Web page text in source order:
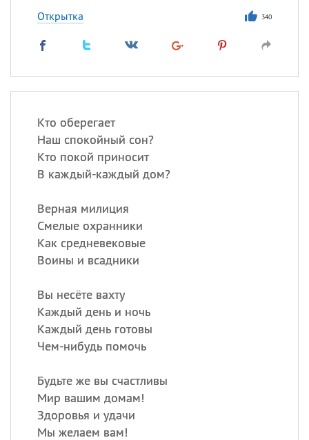
Открытка 340
Кто оберегает
Наш спокойный сон?
Кто покой приносит
В каждый-каждый дом?
Верная милиция
Смелые охранники
Как средневековые
Воины и всадники
Вы несёте вахту
Каждый день и ночь
Каждый день готовы
Чем-нибудь помочь
Будьте же вы счастливы
Мир вашим домам!
Здоровья и удачи
Мы желаем вам!